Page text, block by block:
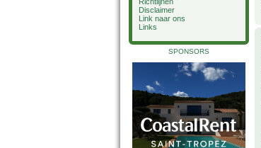
Disclaimer
Link naar ons
Links
SPONSORS